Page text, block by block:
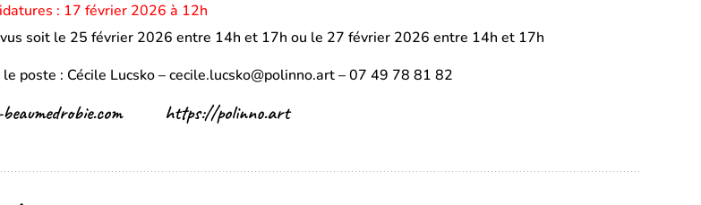
: 17 février 2026 à 12h
soit le 25 février 2026 entre 14h et 17h ou le 27 février 2026 entre 14h et 17h
poste : Cécile Lucsko – cecile.lucsko@polinno.art – 07 49 78 81 82
https://polinno.art